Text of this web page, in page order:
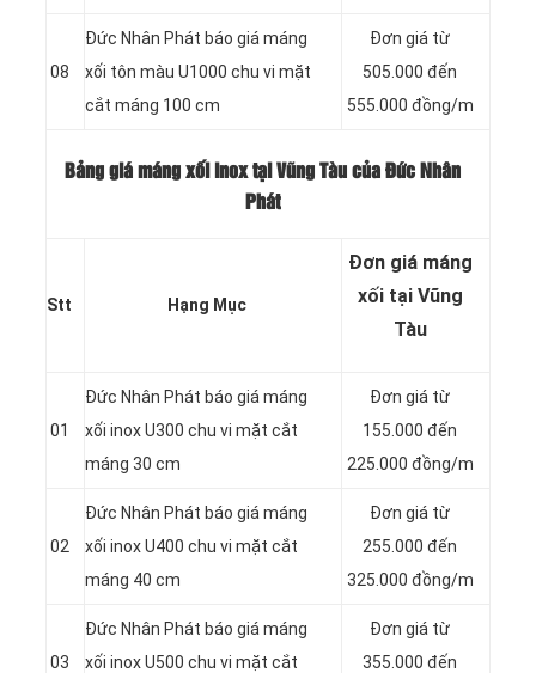
08
Đức Nhân Phát báo giá máng
xối tôn màu U1000 chu vi mặt
cắt máng 100 cm
Đơn giá từ
505.000 đến
555.000 đồng/m
Bảng giá máng xối inox tại Vũng Tàu của Đức Nhân
Phát
Stt Hạng Mục
Đơn giá máng
xối tại Vũng
Tàu
01
Đức Nhân Phát báo giá máng
xối inox U300 chu vi mặt cắt
máng 30 cm
Đơn giá từ
155.000 đến
225.000 đồng/m
02
Đức Nhân Phát báo giá máng
xối inox U400 chu vi mặt cắt
máng 40 cm
Đơn giá từ
255.000 đến
325.000 đồng/m
03
Đức Nhân Phát báo giá máng
xối inox U500 chu vi mặt cắt
Đơn giá từ
355.000 đến